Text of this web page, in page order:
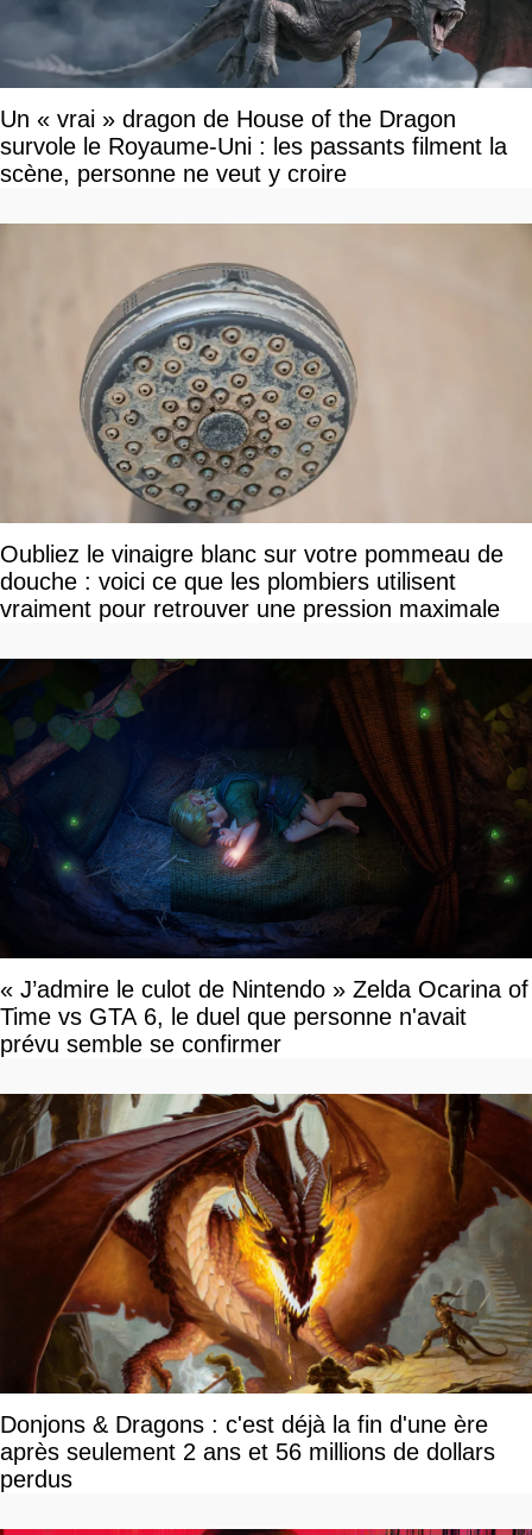
Un « vrai » dragon de House of the Dragon
survole le Royaume-Uni : les passants filment la
scène, personne ne veut y croire
Oubliez le vinaigre blanc sur votre pommeau de
douche : voici ce que les plombiers utilisent
vraiment pour retrouver une pression maximale
« J’admire le culot de Nintendo » Zelda Ocarina of
Time vs GTA 6, le duel que personne n'avait
prévu semble se confirmer
Donjons & Dragons : c'est déjà la fin d'une ère
après seulement 2 ans et 56 millions de dollars
perdus